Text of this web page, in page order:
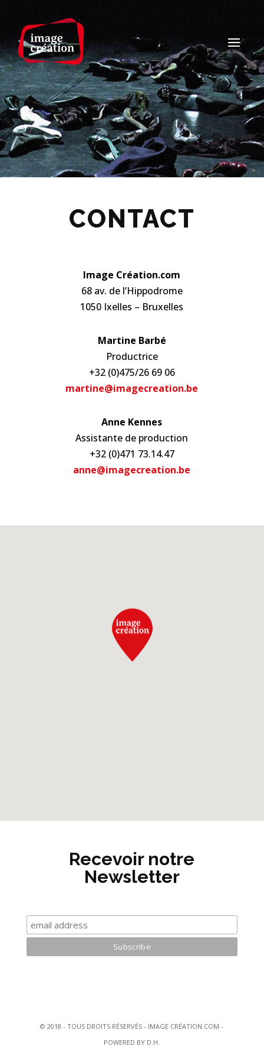
CONTACT
Image Création.com
68 av. de l’Hippodrome
1050 Ixelles – Bruxelles
Martine Barbé
Productrice
+32 (0)475/26 69 06
martine@imagecreation.be
Anne Kennes
Assistante de production
+32 (0)471 73.14.47
anne@imagecreation.be
Recevoir notre
Newsletter
© 2018 - TOUS DROITS RÉSERVÉS - IMAGE CRÉATION.COM -
POWERED BY D.H.